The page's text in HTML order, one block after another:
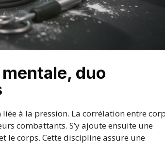
duo
à la pression. La corrélation entre
combattants. S’y ajoute ensuite une
le corps. Cette discipline assure une